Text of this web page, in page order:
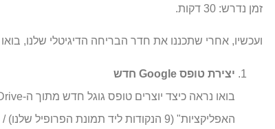
זמן נדרש: 30 דקות.
ועכשיו, אחרי שתכננו את חדר הבריחה הדיגיטלי שלנו, בואו
יצירת טופס Google חדש
האפליקציות" (9 הנקודות ליד תמונת הפרופיל שלנו) / דרך לחיצה על כפתור "חדש" או דרך הכתובת: http://forms.google.com/.